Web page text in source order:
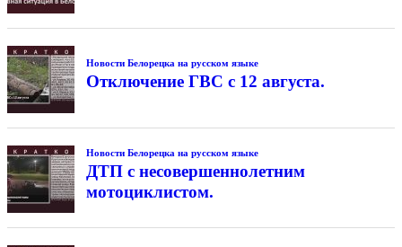
Новости Белорецка на русском языке
Отключение ГВС с 12 августа.
Новости Белорецка на русском языке
ДТП с несовершеннолетним
мотоциклистом.